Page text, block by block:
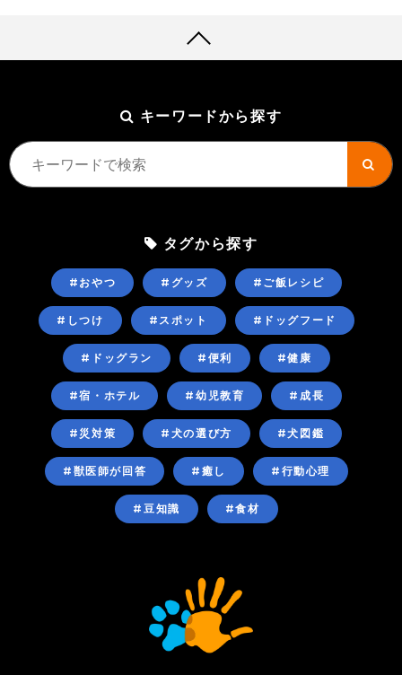
キーワードから探す
タグから探す
#おやつ #グッズ #ご飯レシピ
#しつけ #スポット #ドッグフード
#ドッグラン #便利 #健康
#宿・ホテル #幼児教育 #成長
#災対策 #犬の選び方 #犬図鑑
#獣医師が回答 #癒し #行動心理
#豆知識 #食材